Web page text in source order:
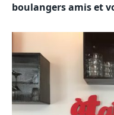
boulangers amis et